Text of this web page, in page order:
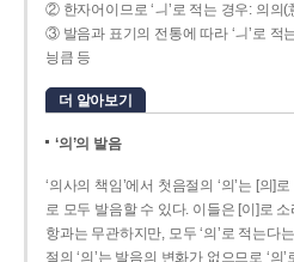
② 한자어이므로 ‘ㅢ’로 적는 경우: 의의
③ 발음과 표기의 전통에 따라 ‘ㅢ’로 적
닁큼 등
더 알아보기
‘의’의 발음
‘의사의 책임’에서 첫음절의 ‘의’는 [의]
로 모두 발음할 수 있다. 이들은 [이]로
항과는 무관하지만, 모두 ‘의’로 적는다
절의 ‘의’는 발음의 변화가 없으므로 ‘의